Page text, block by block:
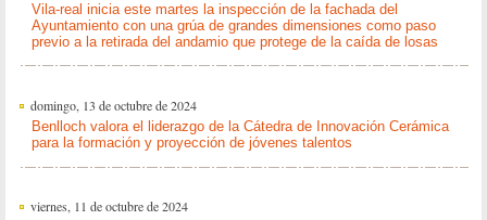
Vila-real inicia este martes la inspección de la fachada del
Ayuntamiento con una grúa de grandes dimensiones como paso
previo a la retirada del andamio que protege de la caída de losas
domingo, 13 de octubre de 2024
Benlloch valora el liderazgo de la Cátedra de Innovación Cerámica
para la formación y proyección de jóvenes talentos
viernes, 11 de octubre de 2024